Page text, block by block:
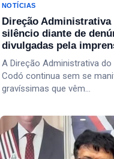
NOTÍCIAS
Direção Administrativa
silêncio diante de
divulgadas pela
A Direção Administrativa do
Codó continua sem se
gravíssimas que vêm…